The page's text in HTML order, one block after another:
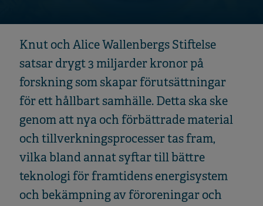
Knut och Alice Wallenbergs Stiftelse
satsar drygt 3 miljarder kronor på
forskning som skapar förutsättningar
för ett hållbart samhälle. Detta ska ske
genom att nya och förbättrade material
och tillverkningsprocesser tas fram,
vilka bland annat syftar till bättre
teknologi för framtidens energisystem
och bekämpning av föroreningar och